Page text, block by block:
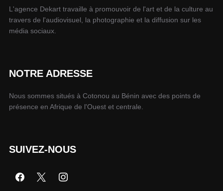
L'agence Dekart travaille à promouvoir de l'art et de la culture au
travers de l'audiovisuel, la photographie et la diffusion sur les
média sociaux.
NOTRE ADRESSE
Nous sommes situés à Cotonou au Bénin avec des points de
présence en Afrique de l'Ouest et centrale.
SUIVEZ-NOUS